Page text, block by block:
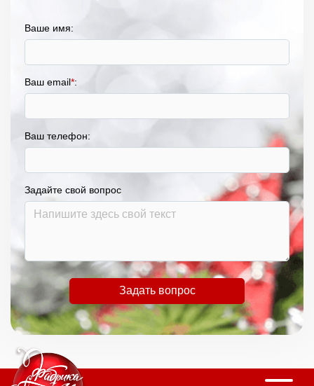
Ваше имя:
Ваш email*:
Ваш телефон:
Задайте свой вопрос
Задать вопрос